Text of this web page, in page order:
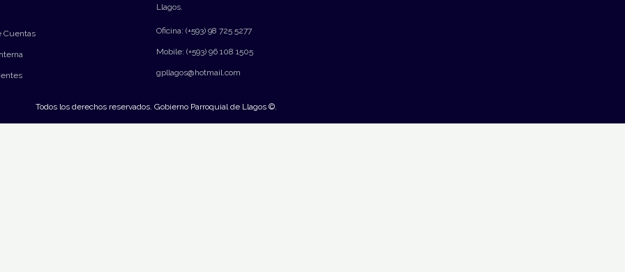
Cuentas
Llagos.
Oficina: (+593) 98 725 5277
Mobile: (+593) 96 108 1505
gpllagos@hotmail.com
Todos los derechos reservados. Gobierno Parroquial de Llagos ©.